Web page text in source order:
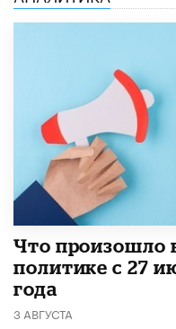
​Что произошло
политике с 27
года
3 АВГУСТА